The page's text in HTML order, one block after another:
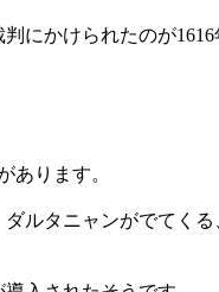
にかけられたのが1616
あります。
ルタニャンがでてく